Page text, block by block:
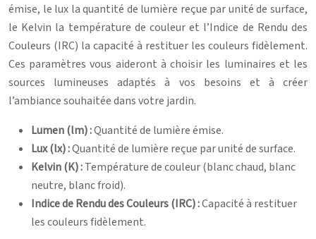
émise, le lux la quantité de lumière reçue par unité de surface,
le Kelvin la température de couleur et l’Indice de Rendu des
Couleurs (IRC) la capacité à restituer les couleurs fidèlement.
Ces paramètres vous aideront à choisir les luminaires et les
sources lumineuses adaptés à vos besoins et à créer
l’ambiance souhaitée dans votre jardin.
Lumen (lm) :Quantité de lumière émise.
Lux (lx) :Quantité de lumière reçue par unité de surface.
Kelvin (K) :Température de couleur (blanc chaud, blanc
neutre, blanc froid).
Indice de Rendu des Couleurs (IRC) :Capacité à restituer
les couleurs fidèlement.